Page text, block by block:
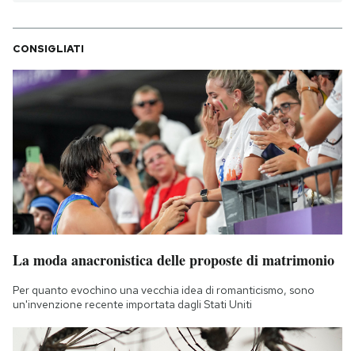
CONSIGLIATI
La moda anacronistica delle proposte di matrimonio
Per quanto evochino una vecchia idea di romanticismo, sono
un'invenzione recente importata dagli Stati Uniti